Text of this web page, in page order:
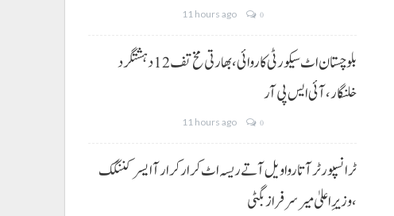
11 hours ago 0
بلوچستان اٹ سیکورٹی کاروائی، بھارتی مخ تف 12 دہشتگرد
خلنگار،آئی ایس پی آر
11 hours ago 0
ٹرانسپورٹر آتا روا ویل آتے ریسہ اٹ کرار کرار آ ایسر کننگک
،وزیرِ اعلیٰ میر سرفراز بگٹی